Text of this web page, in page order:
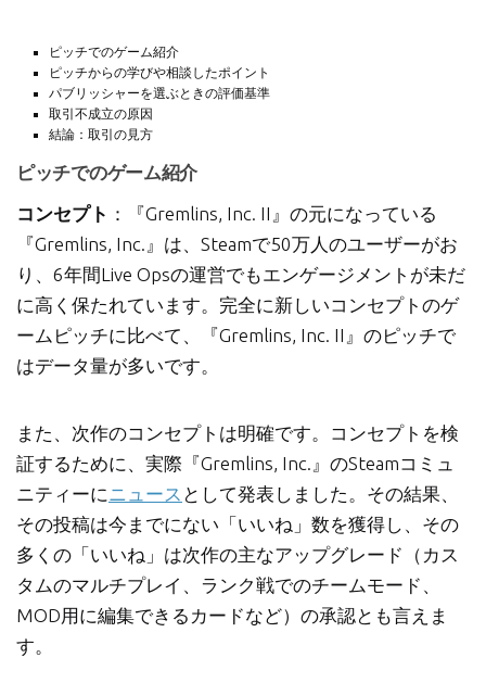
ピッチでのゲーム紹介
ピッチからの学びや相談したポイント
パブリッシャーを選ぶときの評価基準
取引不成立の原因
結論：取引の見方
ピッチでのゲーム紹介
コンセプト ：『Gremlins, Inc. II』の元になっている
『Gremlins, Inc.』は、Steamで50万人のユーザーがお
り、6年間Live Opsの運営でもエンゲージメントが未だ
に高く保たれています。完全に新しいコンセプトのゲ
ームピッチに比べて、『Gremlins, Inc. II』のピッチで
はデータ量が多いです。
また、次作のコンセプトは明確です。コンセプトを検
証するために、実際『Gremlins, Inc.』のSteamコミュ
ニティーに ニュース として発表しました。その結果、
その投稿は今までにない「いいね」数を獲得し、その
多くの「いいね」は次作の主なアップグレード（カス
タムのマルチプレイ、ランク戦でのチームモード、
MOD用に編集できるカードなど）の承認とも言えま
す。